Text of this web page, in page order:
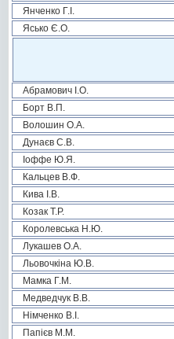
Янченко Г.І.
Ясько Є.О.
Абрамович І.О.
Борт В.П.
Волошин О.А.
Дунаєв С.В.
Іоффе Ю.Я.
Кальцев В.Ф.
Кива І.В.
Козак Т.Р.
Королевська Н.Ю.
Лукашев О.А.
Льовочкіна Ю.В.
Мамка Г.М.
Медведчук В.В.
Німченко В.І.
Папієв М.М.